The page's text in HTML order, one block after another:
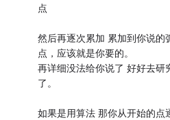
点
然后再逐次累加 累加到你说的
点，应该就是你要的。
再详细没法给你说了 好好去研
了。
如果是用算法 那你从开始的点